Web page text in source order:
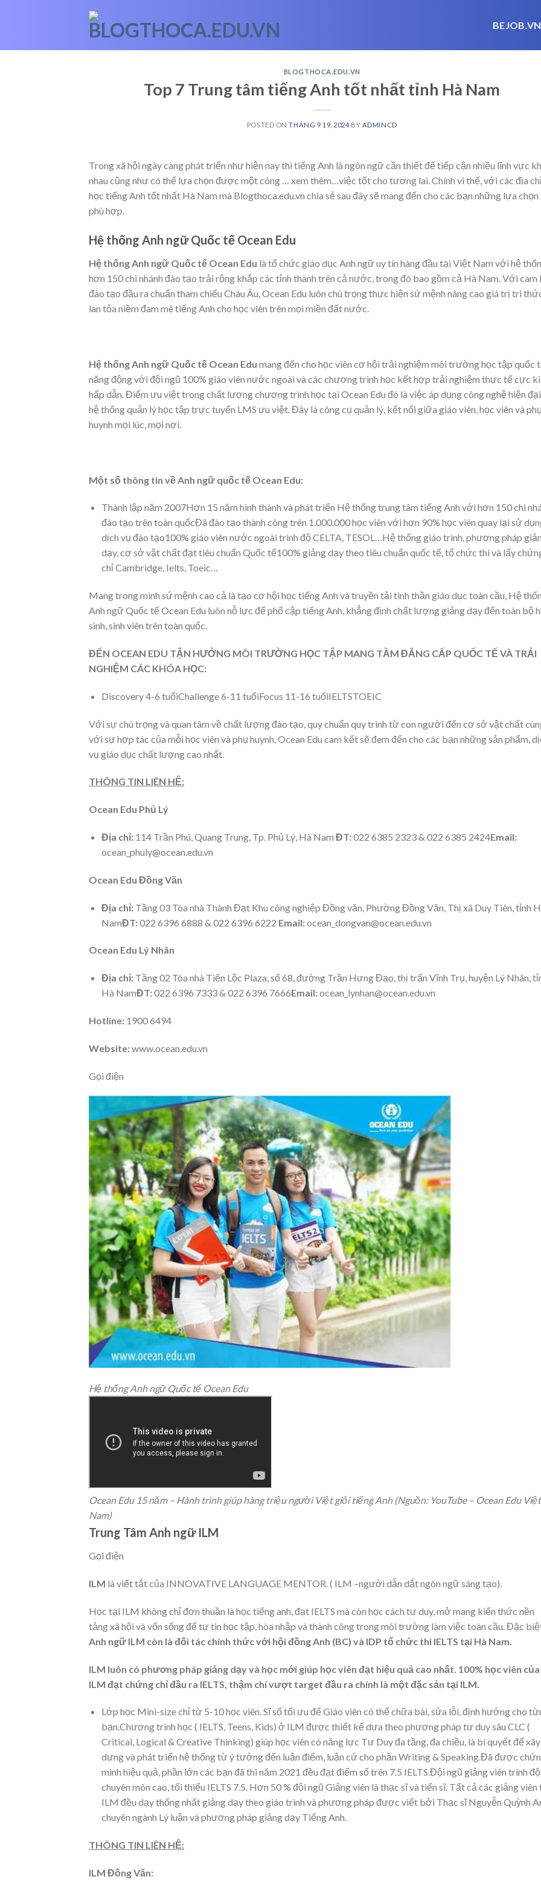
BEJOB.VN
BLOGTHOCA.EDU.VN
Top 7 Trung tâm tiếng Anh tốt nhất tỉnh Hà Nam
POSTED ONTHÁNG 9 19, 2024 BY ADMINCD
Trong xã hội ngày càng phát triển như hiện nay thì tiếng Anh là ngôn ngữ cần thiết để tiếp cận nhiều lĩnh vực
nhau cũng như có thể lựa chọn được một công
… xem thêm… việc tốt cho tương lai. Chính vì thế, với các địa
học tiếng Anh tốt nhất Hà Nam mà Blogthoca.edu.vn chia sẻ sau đây sẽ mang đến cho các bạn những lựa chọn
phù hợp.
Hệ thống Anh ngữ Quốc tế Ocean Edu
Hệ thống Anh ngữ Quốc tế Ocean Edu là tổ chức giáo dục Anh ngữ uy tín hàng đầu tại Việt Nam với hệ
hơn 150 chi nhánh đào tạo trải rộng khắp các tỉnh thành trên cả nước, trong đó bao gồm cả Hà Nam. Với cam
đào tạo đầu ra chuẩn tham chiếu Châu Âu, Ocean Edu luôn chú trọng thực hiện sứ mệnh nâng cao giá trị tri
lan tỏa niềm đam mê tiếng Anh cho học viên trên mọi miền đất nước.
Hệ thống Anh ngữ Quốc tế Ocean Edu mang đến cho học viên cơ hội trải nghiệm môi trường học tập quốc
năng động với đội ngũ 100% giáo viên nước ngoài và các chương trình học kết hợp trải nghiệm thực tế cực kì
hấp dẫn. Điểm ưu việt trong chất lượng chương trình học tại Ocean Edu đó là việc áp dụng công nghệ hiện
hệ thống quản lý học tập trực tuyến LMS ưu việt. Đây là công cụ quản lý, kết nối giữa giáo viên, học viên và phụ
huynh mọi lúc, mọi nơi.
Một số thông tin về Anh ngữ quốc tế Ocean Edu:
Thành lập năm 2007Hơn 15 năm hình thành và phát triển Hệ thống trung tâm tiếng Anh với hơn 150 chi
đào tạo trên toàn quốcĐã đào tạo thành công trên 1.000.000 học viên với hơn 90% học viên quay lại sử
dịch vụ đào tạo100% giáo viên nước ngoài trình độ CELTA, TESOL…Hệ thống giáo trình, phương pháp
dạy, cơ sở vật chất đạt tiêu chuẩn Quốc tế100% giảng dạy theo tiêu chuẩn quốc tế, tổ chức thi và lấy
chỉ Cambridge, Ielts, Toeic…
Mang trong mình sứ mệnh cao cả là tạo cơ hội học tiếng Anh và truyền tải tinh thần giáo dục toàn cầu, Hệ
Anh ngữ Quốc tế Ocean Edu luôn nỗ lực để phổ cập tiếng Anh, khẳng định chất lượng giảng dạy đến toàn bộ
sinh, sinh viên trên toàn quốc.
ĐẾN OCEAN EDU TẬN HƯỞNG MÔI TRƯỜNG HỌC TẬP MANG TẦM ĐẲNG CẤP QUỐC TẾ VÀ TRẢI
NGHIỆM CÁC KHÓA HỌC:
Discovery 4-6 tuổiChallenge 6-11 tuổiFocus 11-16 tuổiIELTSTOEIC
Với sự chú trọng và quan tâm về chất lượng đào tạo, quy chuẩn quy trình từ con người đến cơ sở vật chất
với sự hợp tác của mỗi học viên và phụ huynh, Ocean Edu cam kết sẽ đem đến cho các bạn những sản phẩm,
vụ giáo dục chất lượng cao nhất.
THÔNG TIN LIÊN HỆ:
Ocean Edu Phủ Lý
Địa chỉ: 114 Trần Phú, Quang Trung, Tp. Phủ Lý, Hà Nam ĐT:022 6385 2323 & 022 6385 2424Email:
ocean_phuly@ocean.edu.vn
Ocean Edu Đồng Văn
Địa chỉ:Tầng 03 Tòa nhà Thành Đạt Khu công nghiệp Đồng văn, Phường Đồng Văn, Thị xã Duy Tiên, tỉnh
NamĐT:022 6396 6888 & 022 6396 6222 Email:ocean_dongvan@ocean.edu.vn
Ocean Edu Lý Nhân
Địa chỉ:Tầng 02 Tòa nhà Tiến Lộc Plaza, số 68, đường Trần Hưng Đạo, thị trấn Vĩnh Trụ, huyện Lý Nhân,
Hà NamĐT:022 6396 7333 & 022 6396 7666Email:ocean_lynhan@ocean.edu.vn
Hotline: 1900 6494
Website:www.ocean.edu.vn
Gọi điện
Hệ thống Anh ngữ Quốc tế Ocean Edu
Ocean Edu 15 năm – Hành trình giúp hàng triệu người Việt giỏi tiếng Anh (Nguồn: YouTube – Ocean Edu Việt
Nam)
Trung Tâm Anh ngữ ILM
Gọi điện
ILM là viết tắt của INNOVATIVE LANGUAGE MENTOR. ( ILM –người dẫn dắt ngôn ngữ sáng tạo).
Học tại ILM không chỉ đơn thuần là học tiếng anh, đạt IELTS mà còn học cách tư duy, mở mang kiến thức nền
tảng xã hội và vốn sống để tự tin học tập, hòa nhập và thành công trong môi trường làm việc toàn cầu. Đặc
Anh ngữ ILM còn là đối tác chính thức với hội đồng Anh (BC) và IDP tổ chức thi IELTS tại Hà Nam.
ILM luôn có phương pháp giảng dạy và học mới giúp học viên đạt hiệu quả cao nhất. 100% học viên của
ILM đạt chứng chỉ đầu ra IELTS, thậm chí vượt target đầu ra chính là một đặc sản tại ILM.
Lớp học Mini-size chỉ từ 5-10 học viên. Sĩ số tối ưu để Giáo viên có thể chữa bài, sửa lỗi, định hướng cho
bạn.Chương trình học ( IELTS, Teens, Kids) ở ILM được thiết kế dựa theo phương pháp tư duy sâu CLC (
Critical, Logical & Creative Thinking) giúp học viên có năng lực Tư Duy đa tầng, đa chiều, là bí quyết để xây
dựng và phát triển hệ thống từ ý tưởng đến luận điểm, luận cứ cho phần Writing & Speaking.Đã được
minh hiệu quả, phần lớn các bạn đã thi năm 2021 đều đạt điểm số trên 7.5 IELTS.Đội ngũ giảng viên trình độ
chuyên môn cao, tối thiểu IELTS 7.5. Hơn 50 % đội ngũ Giảng viên là thạc sĩ và tiến sĩ. Tất cả các giảng viên
ILM đều dạy thống nhất giảng dạy theo giáo trình và phương pháp được viết bởi Thạc sĩ Nguyễn Quỳnh
chuyên ngành Lý luận và phương pháp giảng dạy Tiếng Anh.
THÔNG TIN LIÊN HỆ:
ILM Đồng Văn: